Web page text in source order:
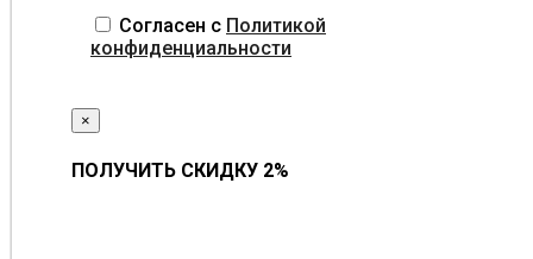
Согласен с Политикой
конфиденциальности
×
ПОЛУЧИТЬ СКИДКУ 2%